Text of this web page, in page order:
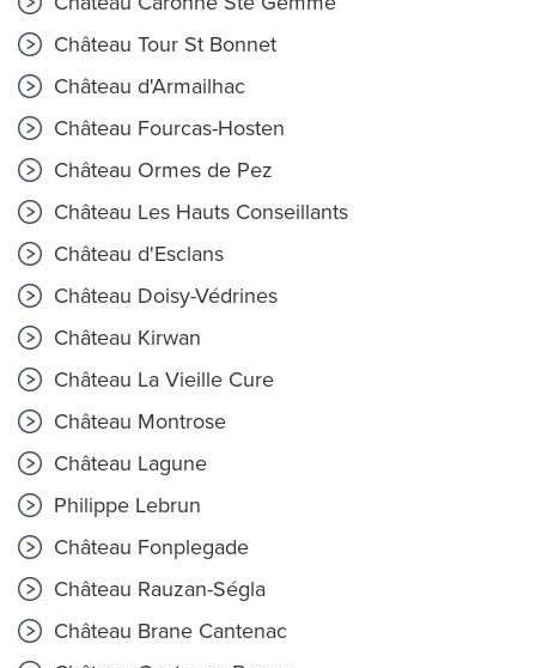
Château Tour St Bonnet
Château d'Armailhac
Château Fourcas-Hosten
Château Ormes de Pez
Château Les Hauts Conseillants
Château d'Esclans
Château Doisy-Védrines
Château Kirwan
Château La Vieille Cure
Château Montrose
Château Lagune
Philippe Lebrun
Château Fonplegade
Château Rauzan-Ségla
Château Brane Cantenac